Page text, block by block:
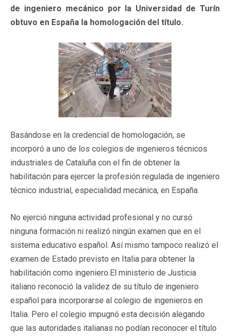
de ingeniero mecánico por la Universidad de Turín
obtuvo en España la homologación del título.
Basándose en la credencial de homologación, se
incorporó a uno de los colegios de ingenieros técnicos
industriales de Cataluña con el fin de obtener la
habilitación para ejercer la profesión regulada de ingeniero
técnico industrial, especialidad mecánica, en España.
No ejerció ninguna actividad profesional y no cursó
ninguna formación ni realizó ningún examen que en el
sistema educativo español. Así mismo tampoco realizó el
examen de Estado previsto en Italia para obtener la
habilitación como ingeniero.El ministerio de Justicia
italiano reconoció la validez de su título de ingeniero
español para incorporarse al colegio de ingenieros en
Italia. Pero el colegio impugnó esta decisión alegando
que las autoridades italianas no podían reconocer el título